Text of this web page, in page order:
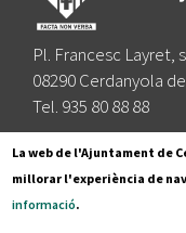
Pl. Francesc Layret,
08290 Cerdanyola
Tel. 935 80 88 88
Segueix-nos a:
La web de l'Ajuntament de
millorar l'experiència de
informació.